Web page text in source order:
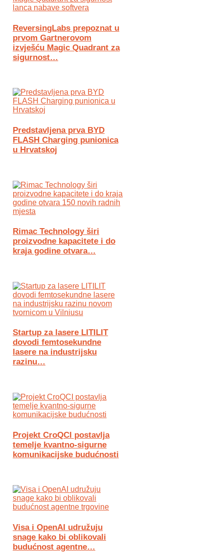
ReversingLabs prepoznat u
prvom Gartnerovom
izvješću Magic Quadrant za
sigurnost…
Predstavljena prva BYD
FLASH Charging punionica
u Hrvatskoj
Rimac Technology širi
proizvodne kapacitete i do
kraja godine otvara…
Startup za lasere LITILIT
dovodi femtosekundne
lasere na industrijsku
razinu…
Projekt CroQCI postavlja
temelje kvantno-sigurne
komunikacijske budućnosti
Visa i OpenAI udružuju
snage kako bi oblikovali
budućnost agentne…